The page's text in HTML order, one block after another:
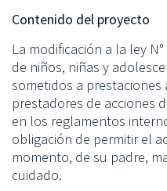
Contenido del proyecto
La modificación a la ley
de niños, niñas y
sometidos a
prestadores de acciones
en los reglamentos
obligación de permitir el
momento, de su padre,
cuidado.